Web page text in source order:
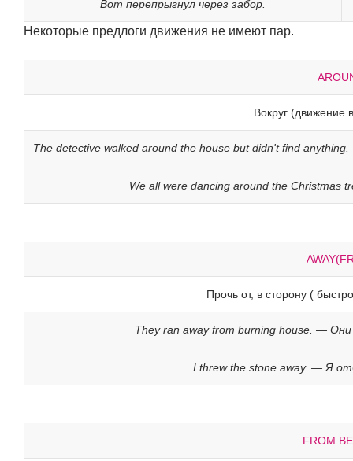
Вот перепрыгнул через забор.
Некоторые предлоги движения не имеют пар.
Вокруг (движение
The detective walked around the house but didn't find
We all were dancing around the Christmas
Прочь от, в сторону (
They ran away from burning house. —
I threw the stone away. — Я
FROM